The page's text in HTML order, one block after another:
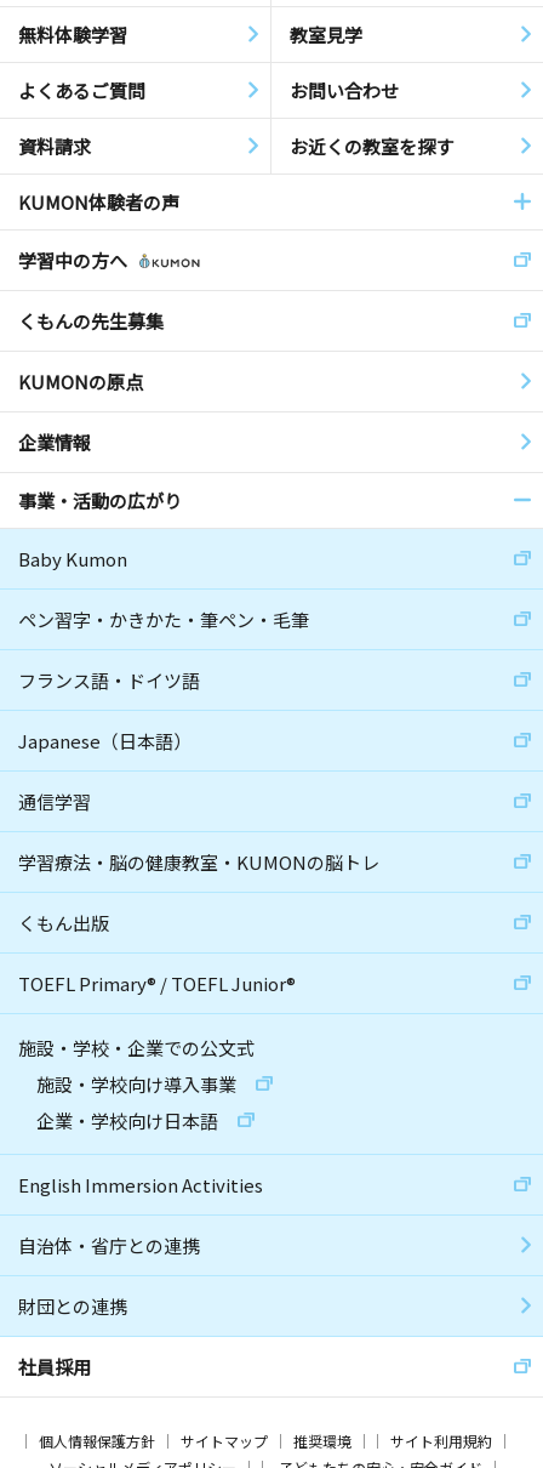
無料体験学習 教室見学
よくあるご質問 お問い合わせ
資料請求 お近くの教室を探す
KUMON体験者の声
学習中の方へ
くもんの先生募集
KUMONの原点
企業情報
事業・活動の広がり
Baby Kumon
ペン習字・かきかた・筆ペン・毛筆
フランス語・ドイツ語
Japanese（日本語）
通信学習
学習療法・脳の健康教室・KUMONの脳トレ
くもん出版
TOEFL Primary® /TOEFL Junior®
施設・学校・企業での公文式
施設・学校向け導入事業
企業・学校向け日本語
English Immersion Activities
自治体・省庁との連携
財団との連携
社員採用
個人情報保護方針 サイトマップ 推奨環境
サイト利用規約